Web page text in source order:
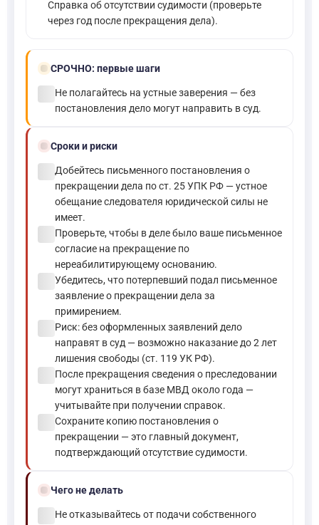
Справка об отсутствии судимости (проверьте
через год после прекращения дела).
boltСРОЧНО: первые шаги
Не полагайтесь на устные заверения — без
постановления дело могут направить в суд.
schedule Сроки и риски
Добейтесь письменного постановления о
прекращении дела по ст. 25 УПК РФ — устное
обещание следователя юридической силы не
имеет.
Проверьте, чтобы в деле было ваше письменное
согласие на прекращение по
нереабилитирующему основанию.
Убедитесь, что потерпевший подал письменное
заявление о прекращении дела за
примирением.
Риск: без оформленных заявлений дело
направят в суд — возможно наказание до 2 лет
лишения свободы (ст. 119 УК РФ).
После прекращения сведения о преследовании
могут храниться в базе МВД около года —
учитывайте при получении справок.
Сохраните копию постановления о
прекращении — это главный документ,
подтверждающий отсутствие судимости.
block Чего не делать
Не отказывайтесь от подачи собственного